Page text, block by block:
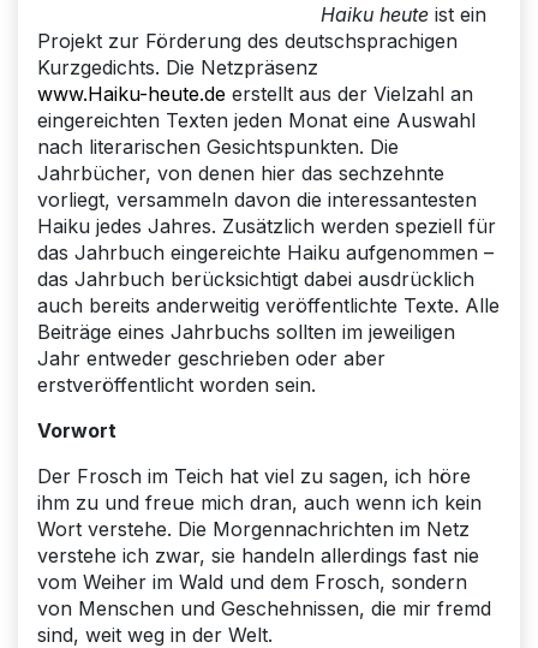
Haiku heute ist ein
Projekt zur Förderung des deutschsprachigen
Kurzgedichts. Die Netzpräsenz
www.Haiku-heute.de erstellt aus der Vielzahl an
eingereichten Texten jeden Monat eine Auswahl
nach literarischen Gesichtspunkten. Die
Jahrbücher, von denen hier das sechzehnte
vorliegt, versammeln davon die interessantesten
Haiku jedes Jahres. Zusätzlich werden speziell für
das Jahrbuch eingereichte Haiku aufgenommen –
das Jahrbuch berücksichtigt dabei ausdrücklich
auch bereits anderweitig veröffentlichte Texte. Alle
Beiträge eines Jahrbuchs sollten im jeweiligen
Jahr entweder geschrieben oder aber
erstveröffentlicht worden sein.
Vorwort
Der Frosch im Teich hat viel zu sagen, ich höre
ihm zu und freue mich dran, auch wenn ich kein
Wort verstehe. Die Morgennachrichten im Netz
verstehe ich zwar, sie handeln allerdings fast nie
vom Weiher im Wald und dem Frosch, sondern
von Menschen und Geschehnissen, die mir fremd
sind, weit weg in der Welt.